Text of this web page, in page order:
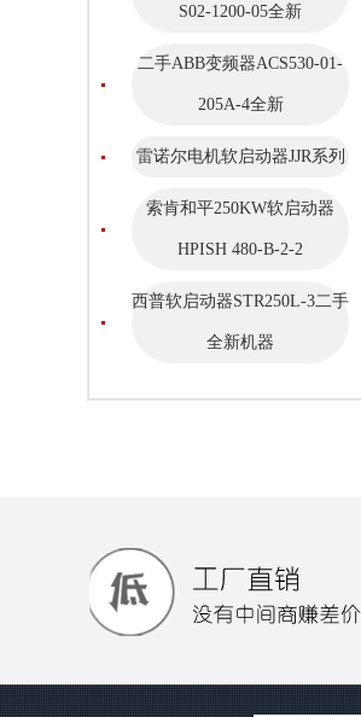
S02-1200-05全新
二手ABB变频器ACS530-01-
205A-4全新
雷诺尔电机软启动器JJR系列
索肯和平250KW软启动器
HPISH 480-B-2-2
西普软启动器STR250L-3二手
全新机器